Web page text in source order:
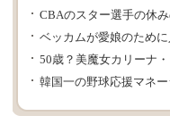
本
CBAのスター選手の休
ベッカムが愛娘のため
50歳？美魔女カリーナ
で静謐な美
韓国一の野球応援マネ